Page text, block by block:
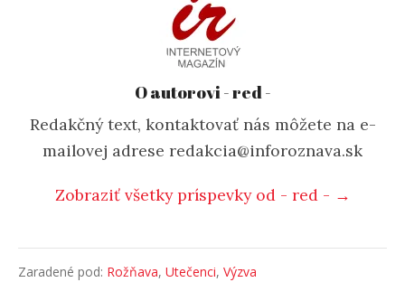
O autorovi - red -
Redakčný text, kontaktovať nás môžete na e-
mailovej adrese redakcia@inforoznava.sk
Zobraziť všetky príspevky od - red - →
Zaradené pod: Rožňava, Utečenci, Výzva